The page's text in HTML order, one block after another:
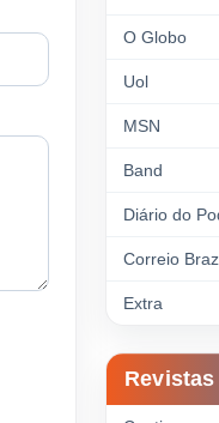
O Globo
Uol
MSN
Band
Diário do
Correio
Extra
Revistas